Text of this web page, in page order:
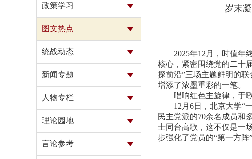
政策学习
图文热点
统战动态
新闻专题
人物专栏
理论园地
言论参考
岁末
2025年12月，时值年终
核心，紧密围绕党的二十
探前沿”三场主题鲜明的
增添了浓墨重彩的一笔。
唱响红色主旋律，于
12月6日，北京大学“一
民主党派的70余名成员和
士同台高歌，这不仅是一
步强化了党员的“第一方